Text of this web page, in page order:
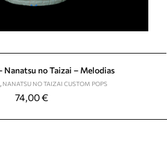
Nanatsu no Taizai – Melodias
NANATSU NO TAIZAI CUSTOM POPS
74,00€